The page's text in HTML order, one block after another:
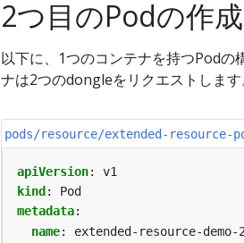
2つ目のPodの作
以下に、1つのコンテナを持つPodの
ナは2つのdongleをリクエストします
pods/resource/extended-resource-
apiVersion:
v1
kind :
Pod
metadata:
name:
extended-resource-demo-2